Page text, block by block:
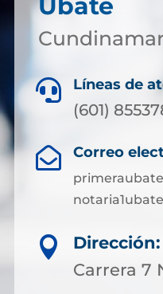
Ubaté
 Líneas de
(601)
 Correo

Dirección:
Carrera 7